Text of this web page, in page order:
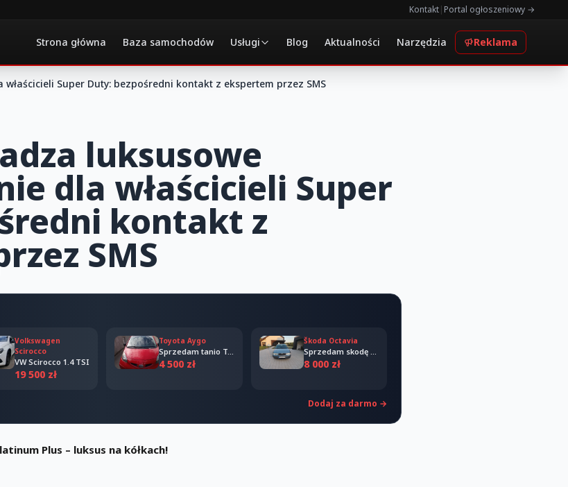
Kontakt| Portal ogłoszeniowy →
Strona główna Baza samochodów Usługi Blog Aktualności Narzędzia Reklama
Super Duty: bezpośredni kontakt z ekspertem przez SMS
luksusowe
dla właścicieli Super
kontakt z
SMS
Volkswagen
Scirocco
VW Scirocco 1.4 TSI
19 500 zł
Toyota Aygo
Sprzedam tanio Toyota Aygo 2006
4 500 zł
Škoda Octavia
Sprzedam skodę octavia 2008
8 000 zł
Dodaj za darmo →
Plus – luksus na kółkach!